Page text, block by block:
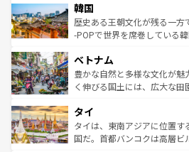
ワイを、存分に味わってほしい。 なお、新着のハワ
はコンテンツ一覧を参照して
いる。アクティビティも充実
ビング、ハイキングなど、ア
い。オーストラリアの多彩な
参照してほしい。
ン）、静ひつな山岳地帯であ
と山間の静けさが共存して
驚きをもたらしてくれる。ま
容にもいいと評判のスイーツ
が味わえる。 なお、新
照してほしい。
韓国
歴史ある王朝文化が残る一
-POPで世界を席巻している
き、地方に足を延ばせば四季
できる。そして、キムチや
まで、さまざまな韓国料理
リティに包まれながら、韓国
わってみてほし
覧を参照してほしい。
ベトナム
豊かな自然と多様な文化が
く伸びる国土には、広大な
急速な発展と共に伝統が息づ
ーチミン市のフランス統治時
醸し出している。また、バラ
タイ
タイは、東南アジアに位置す
国だ。首都バンコクは高層ビ